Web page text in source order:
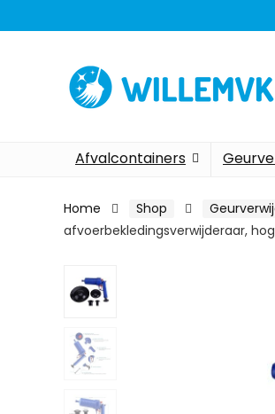
Afvalcontainers
Home Shop
afvoerbekledingsverwijderaar,